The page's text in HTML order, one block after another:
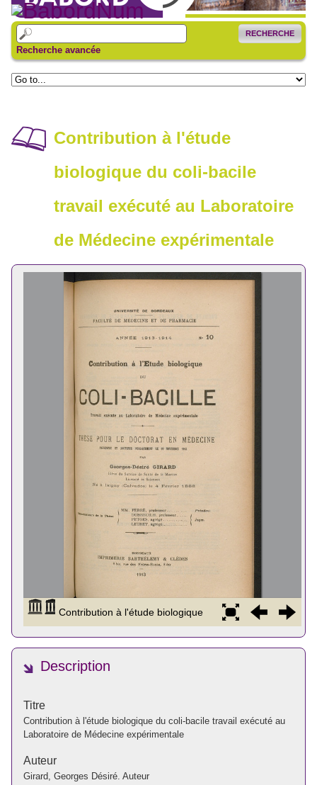
RECHERCHE
Recherche avancée
Contribution à l'étude
biologique du coli-bacile
travail exécuté au Laboratoire
de Médecine expérimentale
Description
Titre
Contribution à l'étude biologique du coli-bacile travail exécuté au
Laboratoire de Médecine expérimentale
Auteur
Girard, Georges Désiré. Auteur